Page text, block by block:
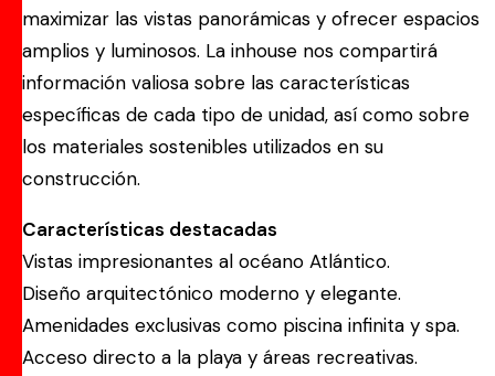
maximizar las vistas panorámicas y ofrecer espacios
amplios y luminosos. La inhouse nos compartirá
información valiosa sobre las características
específicas de cada tipo de unidad, así como sobre
los materiales sostenibles utilizados en su
construcción.
Características destacadas
Vistas impresionantes al océano Atlántico.
Diseño arquitectónico moderno y elegante.
Amenidades exclusivas como piscina infinita y spa.
Acceso directo a la playa y áreas recreativas.